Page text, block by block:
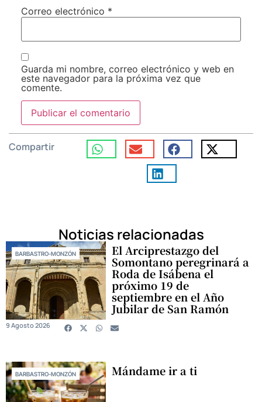
Correo electrónico *
Guarda mi nombre, correo electrónico y web en
este navegador para la próxima vez que
comente.
Compartir
Noticias relacionadas
BARBASTRO-MONZÓN El Arciprestazgo del
Somontano peregrinará a
Roda de Isábena el
próximo 19 de
septiembre en el Año
Jubilar de San Ramón
9 Agosto 2026
BARBASTRO-MONZÓN Mándame ir a ti